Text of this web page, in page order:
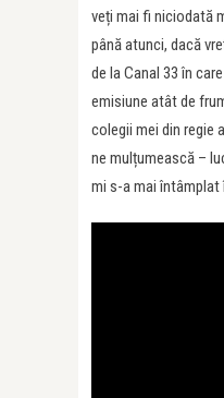
veți mai fi niciodată
până atunci, dacă
de la Canal 33 în
emisiune atât de
colegii mei din regie
ne mulțumească –
mi s-a mai întâmplat